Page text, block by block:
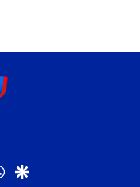
whatsapp
google